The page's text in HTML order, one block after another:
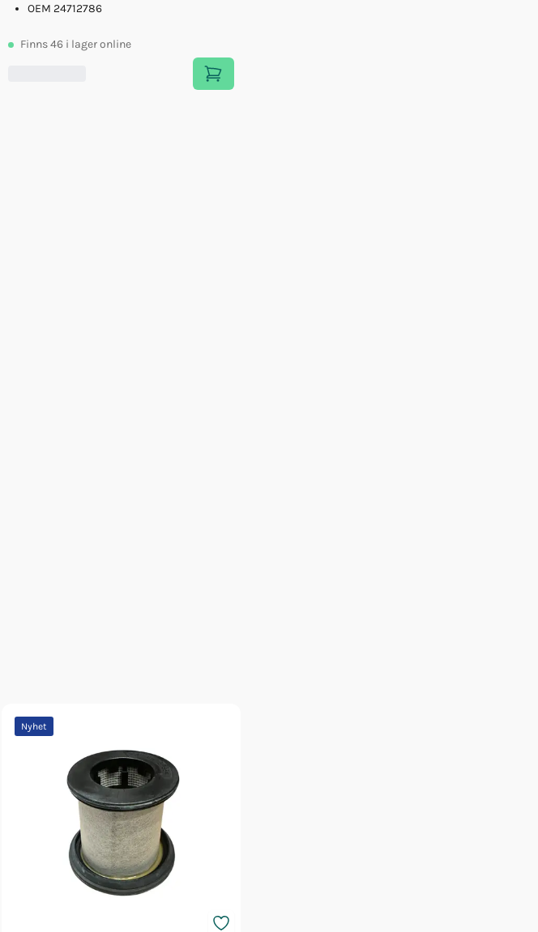
OEM 24712786
Finns46 i lager online
Nyhet